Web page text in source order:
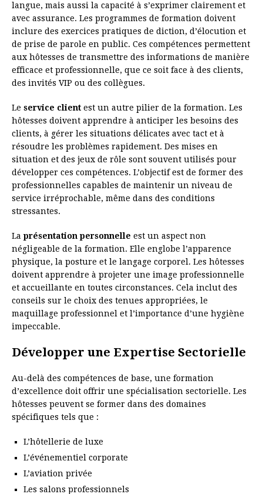
langue, mais aussi la capacité à s’exprimer clairement et
avec assurance. Les programmes de formation doivent
inclure des exercices pratiques de diction, d’élocution et
de prise de parole en public. Ces compétences permettent
aux hôtesses de transmettre des informations de manière
efficace et professionnelle, que ce soit face à des clients,
des invités VIP ou des collègues.
Le service client est un autre pilier de la formation. Les
hôtesses doivent apprendre à anticiper les besoins des
clients, à gérer les situations délicates avec tact et à
résoudre les problèmes rapidement. Des mises en
situation et des jeux de rôle sont souvent utilisés pour
développer ces compétences. L’objectif est de former des
professionnelles capables de maintenir un niveau de
service irréprochable, même dans des conditions
stressantes.
La présentation personnelle est un aspect non
négligeable de la formation. Elle englobe l’apparence
physique, la posture et le langage corporel. Les hôtesses
doivent apprendre à projeter une image professionnelle
et accueillante en toutes circonstances. Cela inclut des
conseils sur le choix des tenues appropriées, le
maquillage professionnel et l’importance d’une hygiène
impeccable.
Développer une Expertise Sectorielle
Au-delà des compétences de base, une formation
d’excellence doit offrir une spécialisation sectorielle. Les
hôtesses peuvent se former dans des domaines
spécifiques tels que :
L’hôtellerie de luxe
L’événementiel corporate
L’aviation privée
Les salons professionnels